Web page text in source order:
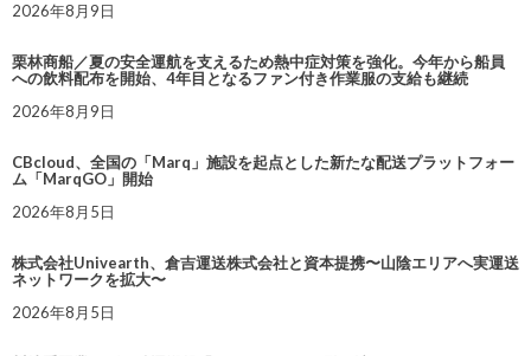
2026年8月9日
栗林商船／夏の安全運航を支えるため熱中症対策を強化。今年から船員
への飲料配布を開始、4年目となるファン付き作業服の支給も継続
2026年8月9日
CBcloud、全国の「Marq」施設を起点とした新たな配送プラットフォー
ム「MarqGO」開始
2026年8月5日
株式会社Univearth、倉吉運送株式会社と資本提携〜山陰エリアへ実運送
ネットワークを拡大〜
2026年8月5日